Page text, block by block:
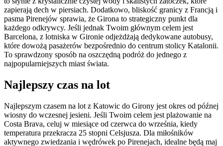
zapierają dech w piersiach. Dodatkowo, bliskość granicy z Francją i
pasma Pirenejów sprawia, że Girona to strategiczny punkt dla
każdego odkrywcy. Jeśli jednak Twoim głównym celem jest
Barcelona, z lotniska w Gironie odjeżdżają dedykowane autobusy,
które dowożą pasażerów bezpośrednio do centrum stolicy Katalonii.
To sprawdzony sposób na oszczędną podróż do jednego z
najpopularniejszych miast świata.
Najlepszy czas na lot
Najlepszym czasem na lot z Katowic do Girony jest okres od późnej
wiosny do wczesnej jesieni. Jeśli Twoim celem jest plażowanie na
Costa Brava, celuj w miesiące od czerwca do września, kiedy
temperatura przekracza 25 stopni Celsjusza. Dla miłośników
aktywnego zwiedzania i wędrówek po Pirenejach, idealne będą maj